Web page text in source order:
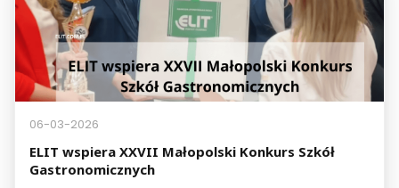
06-03-2026
ELIT wspiera XXVII Małopolski Konkurs Szkół
Gastronomicznych